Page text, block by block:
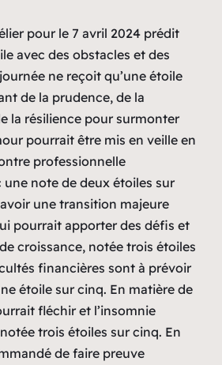
pour le 7 avril 2024 prédit
avec des obstacles et des
ne reçoit qu’une étoile
de la prudence, de la
la résilience pour surmonter
pourrait être mis en veille en
professionnelle
note de deux étoiles sur
une transition majeure
pourrait apporter des défis et
croissance, notée trois étoiles
financières sont à prévoir
étoile sur cinq. En matière de
fléchir et l’insomnie
trois étoiles sur cinq. En
de faire preuve